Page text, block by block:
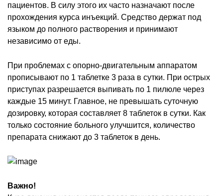
пациентов. В силу этого их часто назначают после
прохождения курса инъекций. Средство держат под
языком до полного растворения и принимают
независимо от еды.
При проблемах с опорно-двигательным аппаратом
прописывают по 1 таблетке 3 раза в сутки. При острых
приступах разрешается выпивать по 1 пилюле через
каждые 15 минут. Главное, не превышать суточную
дозировку, которая составляет 8 таблеток в сутки. Как
только состояние больного улучшится, количество
препарата снижают до 3 таблеток в день.
Важно!